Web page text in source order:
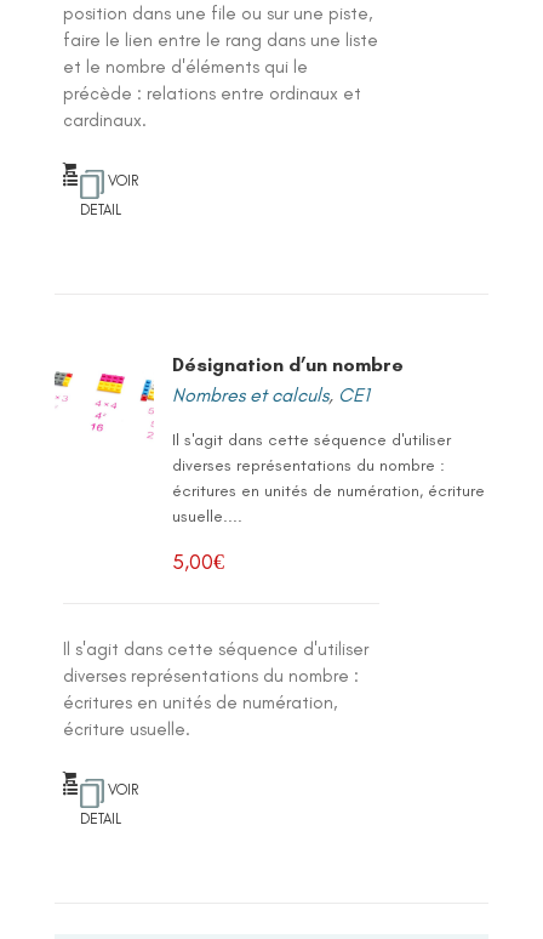
position dans une file ou sur une piste,
faire le lien entre le rang dans une liste
et le nombre d'éléments qui le
précède : relations entre ordinaux et
cardinaux.
VOIR
DETAIL
Désignation d’un nombre
Nombres et calculs, CE1
Il s'agit dans cette séquence d'utiliser
diverses représentations du nombre :
écritures en unités de numération, écriture
usuelle....
5,00€
Il s'agit dans cette séquence d'utiliser
diverses représentations du nombre :
écritures en unités de numération,
écriture usuelle.
VOIR
DETAIL